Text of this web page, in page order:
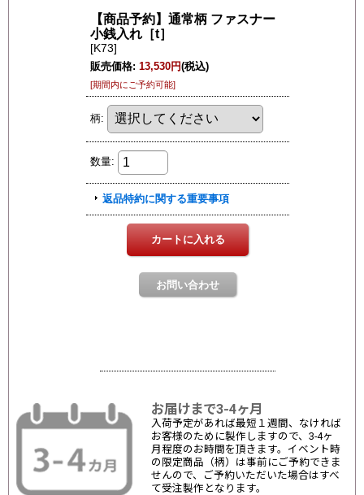
お届けまで3-4ヶ月
入荷予定があれば最短１週間、なければ
お客様のために製作しますので、3-4ヶ
月程度のお時間を頂きます。イベント時
の限定商品（柄）は事前にご予約できま
せんので、ご予約いただいた場合はすべ
て受注製作となります。